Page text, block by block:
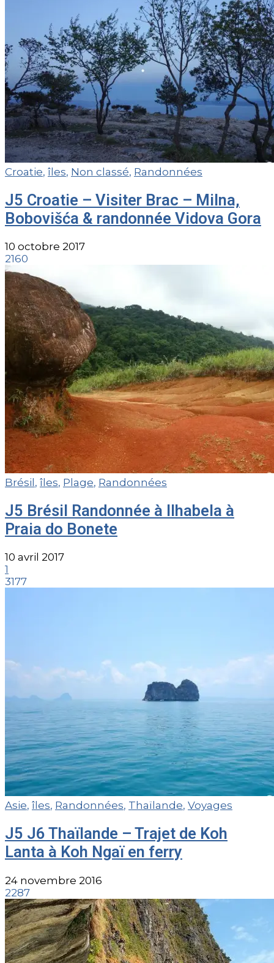
Croatie, îles, Non classé, Randonnées
J5 Croatie – Visiter Brac – Milna,
Bobovišća & randonnée Vidova Gora
10 octobre 2017
2160
Brésil, îles, Plage, Randonnées
J5 Brésil Randonnée à Ilhabela à
Praia do Bonete
10 avril 2017
1
3177
Asie, îles, Randonnées, Thaïlande, Voyages
J5 J6 Thaïlande – Trajet de Koh
Lanta à Koh Ngaï en ferry
24 novembre 2016
2287